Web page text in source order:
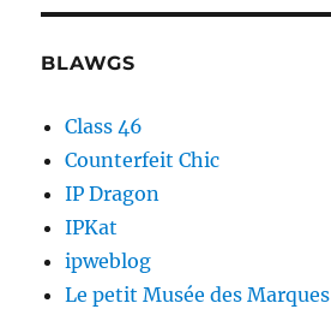
BLAWGS
Class 46
Counterfeit Chic
IP Dragon
IPKat
ipweblog
Le petit Musée des Marques